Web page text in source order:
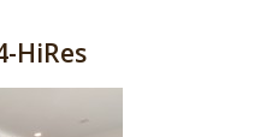
HiRes